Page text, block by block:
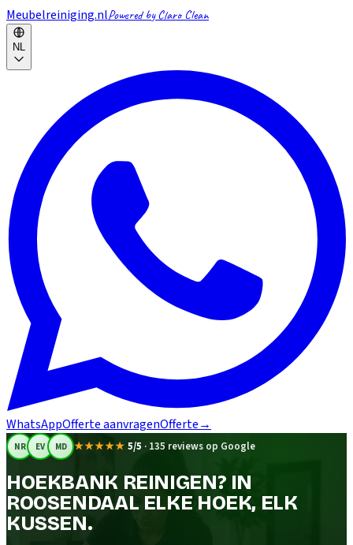
Meubelreiniging.nlPowered by Claro Clean
NL
WhatsAppOfferte aanvragenOfferte→
NR EV MD ★★★★★ 5/5 · 135 reviews op Google
HOEKBANK REINIGEN? IN
ROOSENDAAL ELKE HOEK, ELK
KUSSEN.